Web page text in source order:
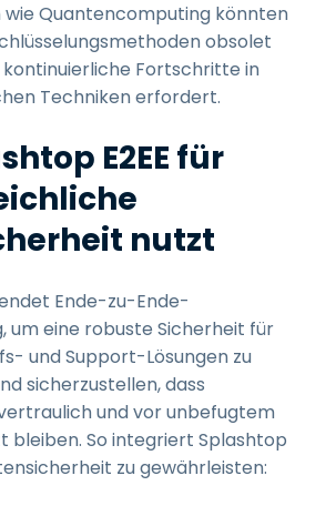
wie Quantencomputing könnten
obsolet
Fortschritte in
Techniken erfordert.
E2EE für
nutzt
Ende-zu-Ende-
um eine robuste Sicherheit für
und Support-Lösungen zu
sicherzustellen, dass
und vor unbefugtem
bleiben. So integriert Splashtop
zu gewährleisten: